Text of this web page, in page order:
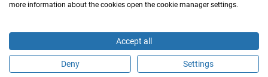
É este profissional de saúde?
more information about the cookies open the cookie manager settings.
Accept all
Deny Settings